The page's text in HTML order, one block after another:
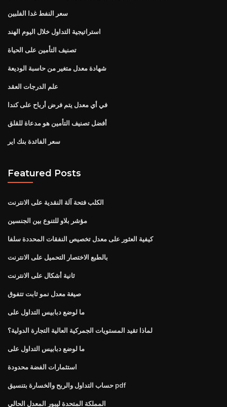
سعر النفط غدا الفلبين
استراتيجية التداول خلال اليوم الهند
تصنيف التأمين على الحياة
شهادة معدل متغير من حاسبة الوديعة
علم الدرجات العقد
في أي معدل يتم فرض أرباح على كندا
أفضل تصنيف التأمين هو مدعاة للقلق
سعر الفائدة بنك اير
Featured Posts
الكلب فتحة آلة النقدية على الانترنت
مؤشر بلاو للتنوع بين الجنسين
كيفية العثور على معدل تخصيص النفقات المحددة سلفا
بالطبع الاختصار التحميل على الانترنت
ثانية أشكال على الانترنت
صيغة معدل نمو ثابت تتفوق
ما لوضع دبابيس التداول على
لماذا تقيد المستويات الجمركية العالية التجارة الدولية؟
ما لوضع دبابيس التداول على
استثمارات الفضة محدودة
حساب التداول والربح والخسارة بتنسيق pdf
المملكة المتحدة ليبور المعدل الحالي